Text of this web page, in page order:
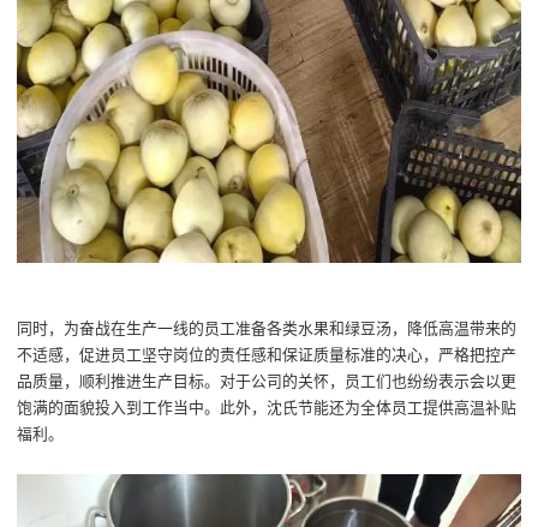
同时， 为奋战在生产一线的员工准备各类水果和绿豆汤， 降低高温带来的
不适感，促进员工坚守岗位的责任感和保证质量标准的决心， 严格把控产
品质量，顺利推进生产目标。 对于公司的关怀， 员工们也纷纷表示会以更
饱满的面貌投入到工作当中。 此外，沈氏节能还为全体员工提供高温补贴
福利。